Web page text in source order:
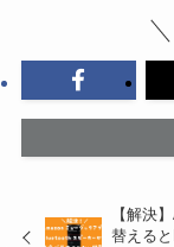
【解決
替える